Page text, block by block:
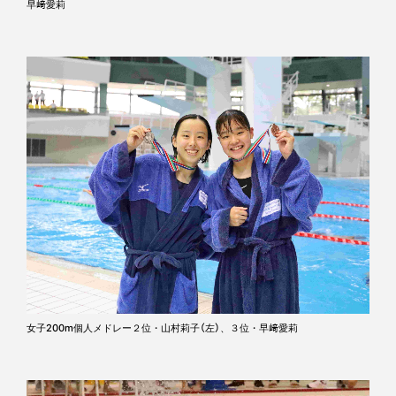
早﨑愛莉
女子200m個人メドレー２位・山村莉子（左）、３位・早﨑愛莉